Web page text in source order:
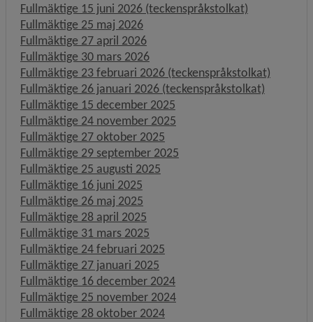
Fullmäktige 15 juni 2026 (teckenspråkstolkat)
Fullmäktige 25 maj 2026
Fullmäktige 27 april 2026
Fullmäktige 30 mars 2026
Fullmäktige 23 februari 2026 (teckenspråkstolkat)
Fullmäktige 26 januari 2026 (teckenspråkstolkat)
Fullmäktige 15 december 2025
Fullmäktige 24 november 2025
Fullmäktige 27 oktober 2025
Fullmäktige 29 september 2025
Fullmäktige 25 augusti 2025
Fullmäktige 16 juni 2025
Fullmäktige 26 maj 2025
Fullmäktige 28 april 2025
Fullmäktige 31 mars 2025
Fullmäktige 24 februari 2025
Fullmäktige 27 januari 2025
Fullmäktige 16 december 2024
Fullmäktige 25 november 2024
Fullmäktige 28 oktober 2024